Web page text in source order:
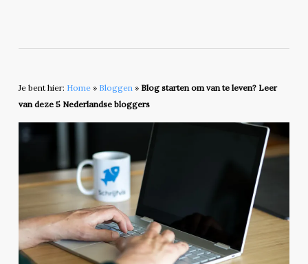
Je bent hier: Home» Bloggen» Blog starten om van te leven? Leer
van deze 5 Nederlandse bloggers